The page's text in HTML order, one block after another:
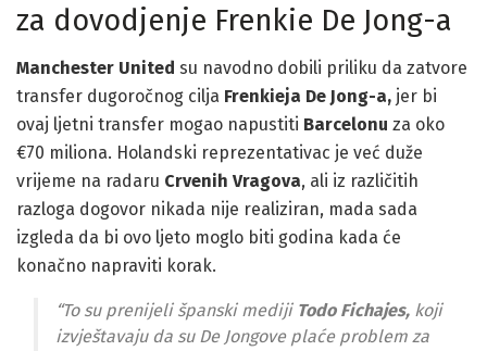
za dovodjenje Frenkie De Jong-a
Manchester United su navodno dobili priliku da zatvore
transfer dugoročnog cilja Frenkieja De Jong-a, jer bi
ovaj ljetni transfer mogao napustiti Barcelonu za oko
€70 miliona. Holandski reprezentativac je već duže
vrijeme na radaru Crvenih Vragova, ali iz različitih
razloga dogovor nikada nije realiziran, mada sada
izgleda da bi ovo ljeto moglo biti godina kada će
konačno napraviti korak.
“To su prenijeli španski mediji Todo Fichajes, koji
izvještavaju da su De Jongove plaće problem za